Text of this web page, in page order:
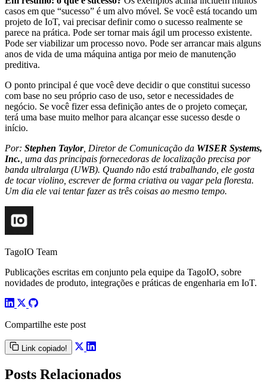
casos em que “sucesso” é um alvo móvel. Se você está tocando um
projeto de IoT, vai precisar definir como o sucesso realmente se
parece na prática. Pode ser tornar mais ágil um processo existente.
Pode ser viabilizar um processo novo. Pode ser arrancar mais alguns
anos de vida de uma máquina antiga por meio de manutenção
preditiva.
O ponto principal é que você deve decidir o que constitui sucesso
com base no seu próprio caso de uso, setor e necessidades de
negócio. Se você fizer essa definição antes de o projeto começar,
terá uma base muito melhor para alcançar esse sucesso desde o
início.
Por: Stephen Taylor, Diretor de Comunicação da WISER Systems,
Inc. , uma das principais fornecedoras de localização precisa por
banda ultralarga (UWB). Quando não está trabalhando, ele gosta
de tocar violino, escrever de forma criativa ou vagar pela floresta.
Um dia ele vai tentar fazer as três coisas ao mesmo tempo.
TagoIO Team
Publicações escritas em conjunto pela equipe da TagoIO, sobre
novidades de produto, integrações e práticas de engenharia em IoT.
Compartilhe este post
Link copiado!
Posts Relacionados